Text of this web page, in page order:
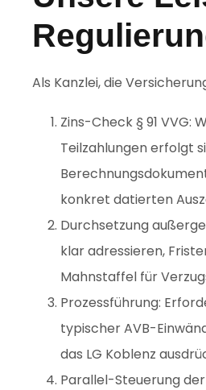
Als Kanzlei, die
Zins-Check § 91
Teilzahlungen erfolgt
konkret datierten
Durchsetzung
klar adressieren,
Mahnstaffel für
Prozessführung:
typischer AVB-
das LG Koblenz
Parallel-Steuerung